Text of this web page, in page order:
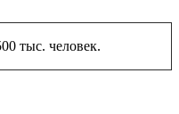
тыс. человек.